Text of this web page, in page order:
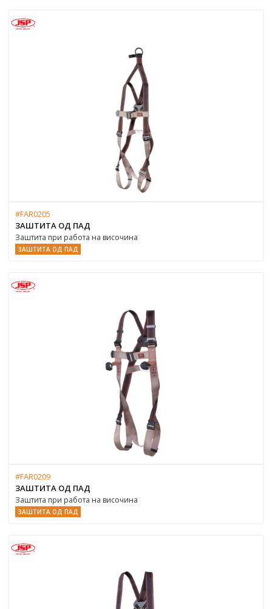
#FAR0205
ЗАШТИТА ОД ПАД
Заштита при работа на височина
ЗАШТИТА ОД ПАД
#FAR0209
ЗАШТИТА ОД ПАД
Заштита при работа на височина
ЗАШТИТА ОД ПАД